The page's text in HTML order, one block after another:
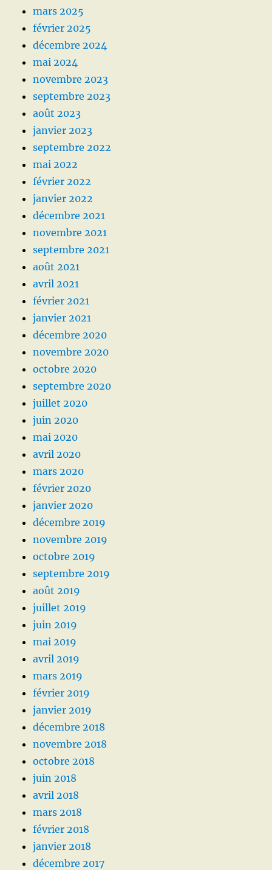
mars 2025
février 2025
décembre 2024
mai 2024
novembre 2023
septembre 2023
août 2023
janvier 2023
septembre 2022
mai 2022
février 2022
janvier 2022
décembre 2021
novembre 2021
septembre 2021
août 2021
avril 2021
février 2021
janvier 2021
décembre 2020
novembre 2020
octobre 2020
septembre 2020
juillet 2020
juin 2020
mai 2020
avril 2020
mars 2020
février 2020
janvier 2020
décembre 2019
novembre 2019
octobre 2019
septembre 2019
août 2019
juillet 2019
juin 2019
mai 2019
avril 2019
mars 2019
février 2019
janvier 2019
décembre 2018
novembre 2018
octobre 2018
juin 2018
avril 2018
mars 2018
février 2018
janvier 2018
décembre 2017